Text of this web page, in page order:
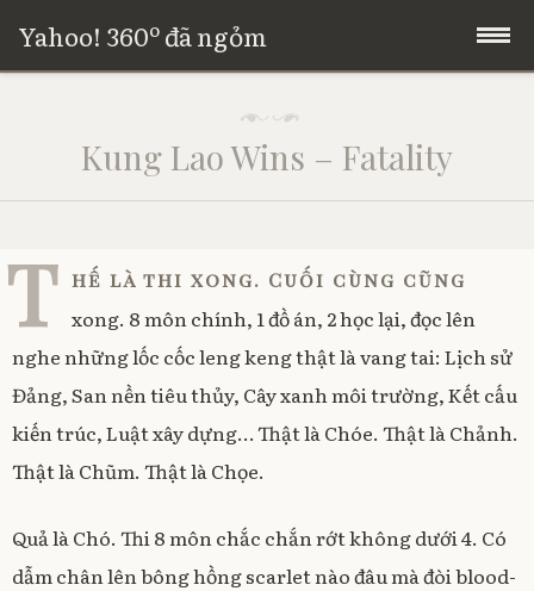
Yahoo! 360º đã ngỏm
content
Giới thiệu
s
t
e
n
2
0
/
0
/
2
0
Kung Lao Wins – Fatality
T hế là thi xong. Cuối cùng cũng
xong. 8 môn chính, 1 đồ án, 2 học lại, đọc lên
nghe những lốc cốc leng keng thật là vang tai: Lịch sử
Đảng, San nền tiêu thủy, Cây xanh môi trường, Kết cấu
kiến trúc, Luật xây dựng… Thật là Chóe. Thật là Chảnh.
Thật là Chũm. Thật là Chọe.
Quả là Chó. Thi 8 môn chắc chắn rớt không dưới 4. Có
dẫm chân lên bông hồng scarlet nào đâu mà đòi blood-